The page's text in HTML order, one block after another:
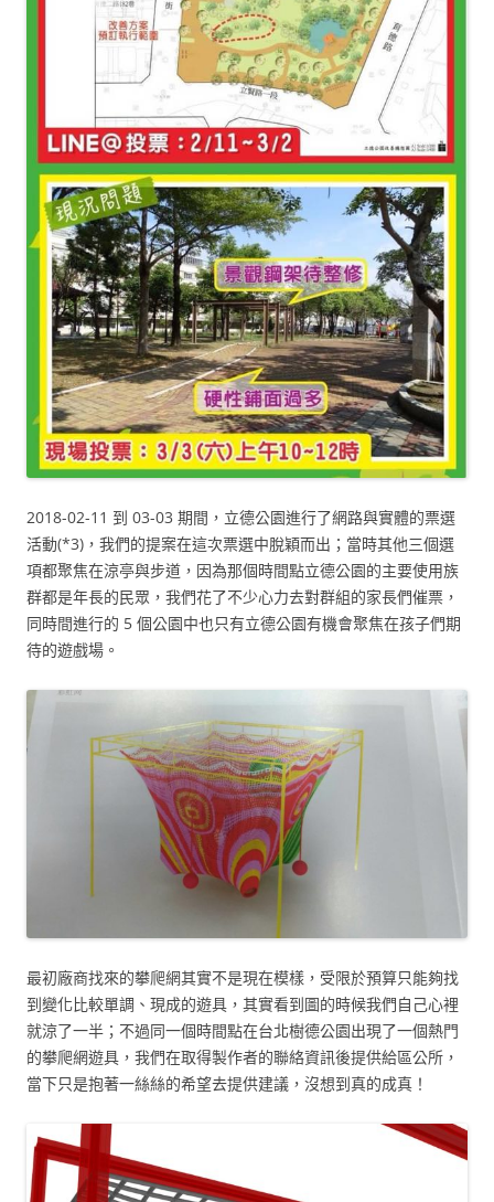
2018-02-11 到 03-03 期間，立德公園進行了網路與實體的票選
活動(*3)，我們的提案在這次票選中脫穎而出；當時其他三個選
項都聚焦在涼亭與步道，因為那個時間點立德公園的主要使用族
群都是年長的民眾，我們花了不少心力去對群組的家長們催票，
同時間進行的 5 個公園中也只有立德公園有機會聚焦在孩子們期
待的遊戲場。
最初廠商找來的攀爬網其實不是現在模樣，受限於預算只能夠找
到變化比較單調、現成的遊具，其實看到圖的時候我們自己心裡
就涼了一半；不過同一個時間點在台北樹德公園出現了一個熱門
的攀爬網遊具，我們在取得製作者的聯絡資訊後提供給區公所，
當下只是抱著一絲絲的希望去提供建議，沒想到真的成真！